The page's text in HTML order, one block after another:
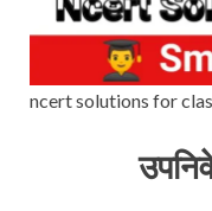
ncert solutions for